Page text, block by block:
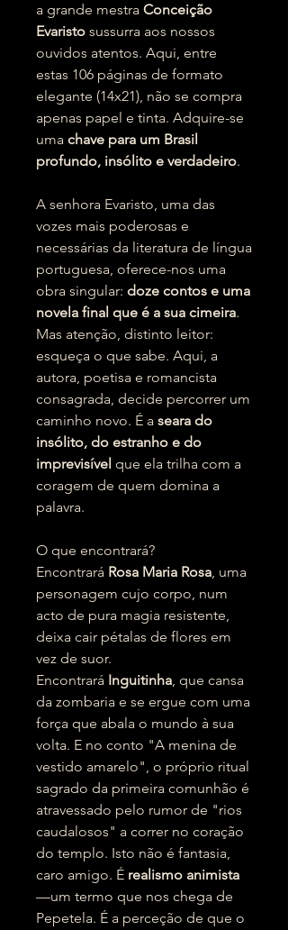
a grande mestra Conceição
Evaristo sussurra aos nossos
ouvidos atentos. Aqui, entre
estas 106 páginas de formato
elegante (14x21), não se compra
apenas papel e tinta. Adquire-se
uma chave para um Brasil
profundo, insólito e verdadeiro.
A senhora Evaristo, uma das
vozes mais poderosas e
necessárias da literatura de língua
portuguesa, oferece-nos uma
obra singular: doze contos e uma
novela final que é a sua cimeira.
Mas atenção, distinto leitor:
esqueça o que sabe. Aqui, a
autora, poetisa e romancista
consagrada, decide percorrer um
caminho novo. É a seara do
insólito, do estranho e do
imprevisível que ela trilha com a
coragem de quem domina a
palavra.
O que encontrará?
Encontrará Rosa Maria Rosa, uma
personagem cujo corpo, num
acto de pura magia resistente,
deixa cair pétalas de flores em
vez de suor.
Encontrará Inguitinha, que cansa
da zombaria e se ergue com uma
força que abala o mundo à sua
volta. E no conto "A menina de
vestido amarelo", o próprio ritual
sagrado da primeira comunhão é
atravessado pelo rumor de "rios
caudalosos" a correr no coração
do templo. Isto não é fantasia,
caro amigo. É realismo animista
—um termo que nos chega de
Pepetela. É a perceção de que o